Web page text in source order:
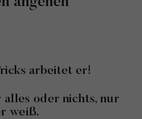
arbeitet er!
alles oder nichts, nur
weiß.